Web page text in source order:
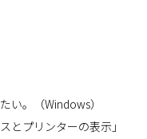
い。（Windows）
とプリンターの表示」